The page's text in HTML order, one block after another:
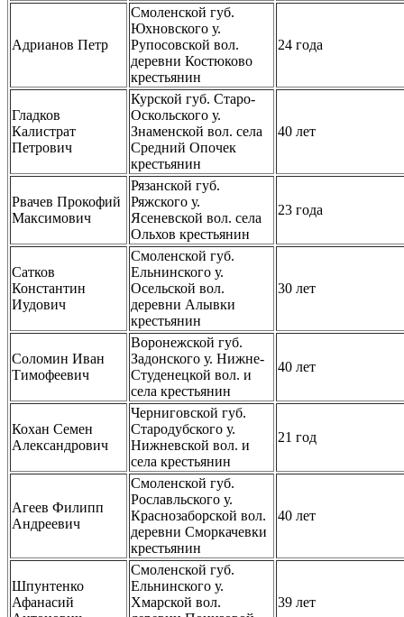
Адрианов Петр
Смоленской губ.
Юхновского у.
Рупосовской вол.
деревни Костюково
крестьянин
24 года
Гладков
Калистрат
Петрович
Курской губ. Старо-
Оскольского у.
Знаменской вол. села
Средний Опочек
крестьянин
40 лет
Рвачев Прокофий
Максимович
Рязанской губ.
Ряжского у.
Ясеневской вол. села
Ольхов крестьянин
23 года
Сатков
Константин
Иудович
Смоленской губ.
Ельнинского у.
Осельской вол.
деревни Алывки
крестьянин
30 лет
Соломин Иван
Тимофеевич
Воронежской губ.
Задонского у. Нижне-
Студенецкой вол. и
села крестьянин
40 лет
Кохан Семен
Александрович
Черниговской губ.
Стародубского у.
Нижневской вол. и
села крестьянин
21 год
Агеев Филипп
Андреевич
Смоленской губ.
Рославльского у.
Краснозаборской вол.
деревни Сморкачевки
крестьянин
40 лет
Шпунтенко
Афанасий
Смоленской губ.
Ельнинского у.
Хмарской вол.
39 лет